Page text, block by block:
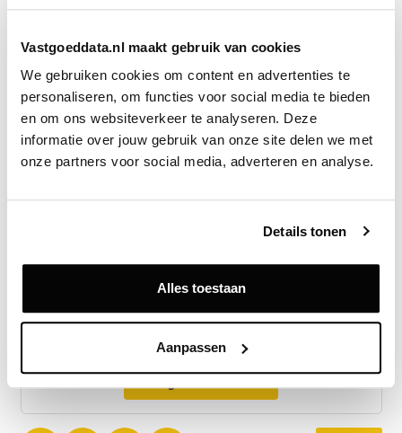
Vastgoeddata.nl maakt gebruik van cookies
We gebruiken cookies om content en advertenties te
personaliseren, om functies voor social media te bieden
en om ons websiteverkeer te analyseren. Deze
informatie over jouw gebruik van onze site delen we met
onze partners voor social media, adverteren en analyse.
Details tonen
Alles toestaan
Aanpassen
optredens. De koopsom bedraagt circa €1.435.000
vrij op naam.
Hemwood trad op als notaris. KRK adviseerde
verkoper Ymere. De koper werd begeleid door Van
Dijk & Ten Cate Vastgoedadviseurs.
Van Dijk & Ten Cate Vastgoedadviseurs
Exclusief voor licentiehouders
Zie direct welke partijen en panden betrokken zijn bij dit nieuws.
Deze informatie is alleen beschikbaar voor licentiehouders van
Vastgoeddata.